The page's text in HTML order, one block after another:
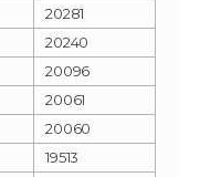
20281
20240
20096
20061
20060
19513